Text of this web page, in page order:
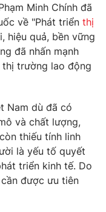
Minh Chính đã
về "Phát triển thị
hiệu quả, bền vững
đã nhấn mạnh
trường lao động
Nam dù đã có
và chất lượng,
thiếu tính linh
là yếu tố quyết
triển kinh tế. Do
được ưu tiên